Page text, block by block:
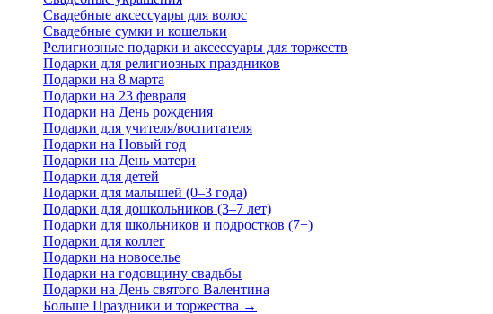
Свадебные аксессуары для волос
Свадебные сумки и кошельки
Религиозные подарки и аксессуары для торжеств
Подарки для религиозных праздников
Подарки на 8 марта
Подарки на 23 февраля
Подарки на День рождения
Подарки для учителя/воспитателя
Подарки на Новый год
Подарки на День матери
Подарки для детей
Подарки для малышей (0–3 года)
Подарки для дошкольников (3–7 лет)
Подарки для школьников и подростков (7+)
Подарки для коллег
Подарки на новоселье
Подарки на годовщину свадьбы
Подарки на День святого Валентина
Больше Праздники и торжества →